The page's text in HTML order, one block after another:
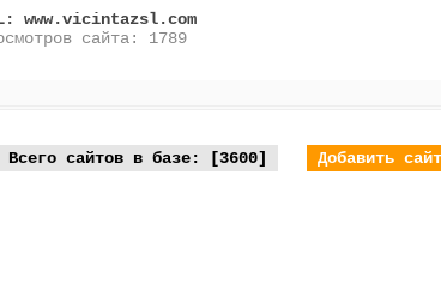
www.vicintazsl.com
сайта: 1789
Всего сайтов в базе: [3600] Добавить сайт